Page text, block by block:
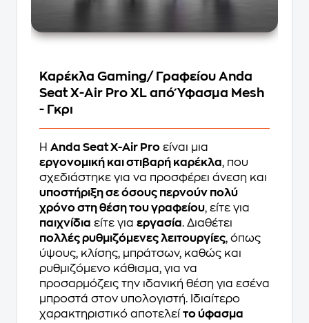
Καρέκλα Gaming/ Γραφείου Anda
Seat X-Air Pro XL από Ύφασμα Mesh
- Γκρι
Η Anda Seat X-Air Pro είναι μια
εργονομική και στιβαρή καρέκλα, που
σχεδιάστηκε για να προσφέρει άνεση και
υποστήριξη σε όσους περνούν πολύ
χρόνο στη θέση του γραφείου, είτε για
παιχνίδια είτε για εργασία. Διαθέτει
πολλές ρυθμιζόμενες λειτουργίες, όπως
ύψους, κλίσης, μπράτσων, καθώς και
ρυθμιζόμενο κάθισμα, για να
προσαρμόζεις την ιδανική θέση για εσένα
μπροστά στον υπολογιστή. Ιδιαίτερο
χαρακτηριστικό αποτελεί το ύφασμα